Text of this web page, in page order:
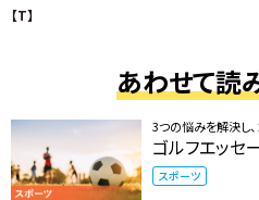
【T】
あわせて読
3つの悩みを解決し
ゴルフエッセ
スポーツ